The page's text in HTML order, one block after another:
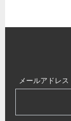
メールアドレス